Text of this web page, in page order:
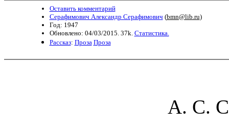
Оставить комментарий
Серафимович Александр Серафимович (bmn@lib.ru)
Год: 1947
Обновлено: 04/03/2015. 37k. Статистика.
Рассказ: Проза Проза
А. С.